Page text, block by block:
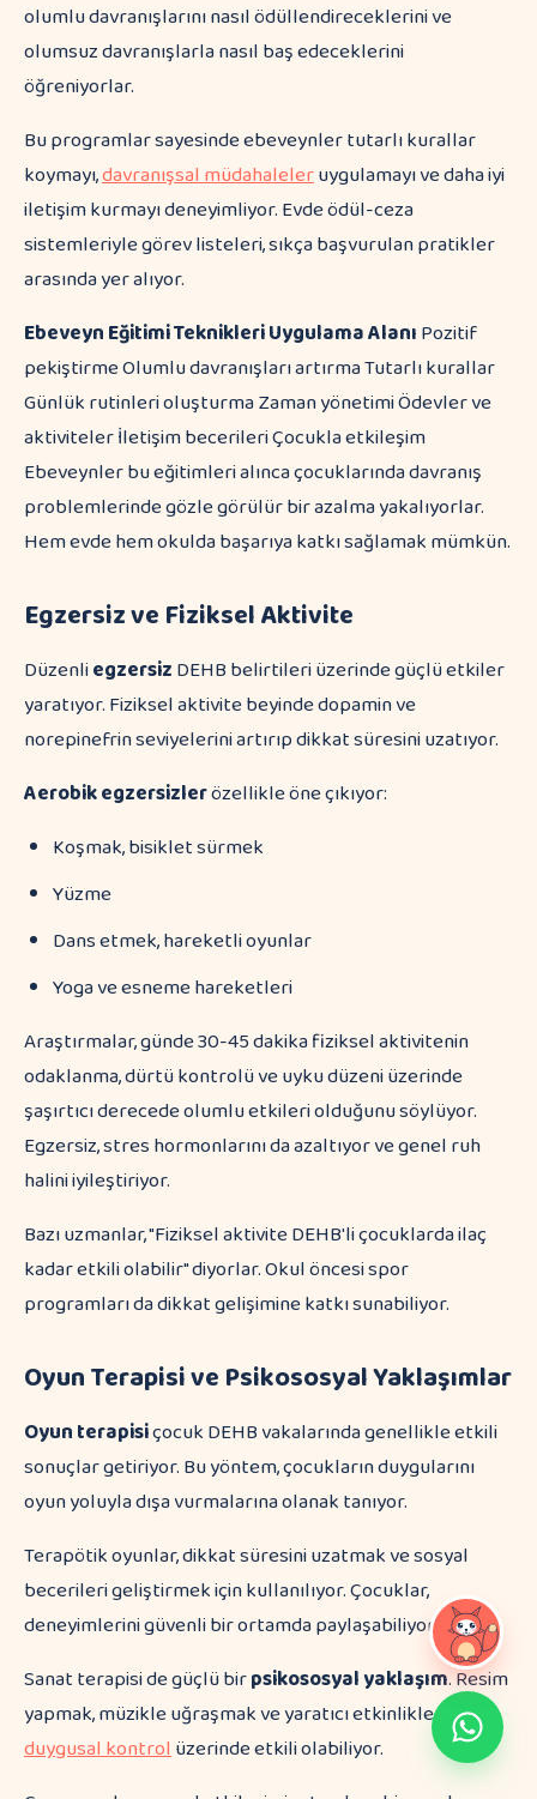
olumlu davranışlarını nasıl ödüllendireceklerini ve
olumsuz davranışlarla nasıl baş edeceklerini
öğreniyorlar.
Bu programlar sayesinde ebeveynler tutarlı kurallar
koymayı,davranışsal müdahaleleruygulamayı ve daha iyi
iletişim kurmayı deneyimliyor. Evde ödül-ceza
sistemleriyle görev listeleri, sıkça başvurulan pratikler
arasında yer alıyor.
Ebeveyn Eğitimi TeknikleriUygulama AlanıPozitif
pekiştirme Olumlu davranışları artırma Tutarlı kurallar
Günlük rutinleri oluşturma Zaman yönetimi Ödevler ve
aktiviteler İletişim becerileri Çocukla etkileşim
Ebeveynler bu eğitimleri alınca çocuklarında davranış
problemlerinde gözle görülür bir azalma yakalıyorlar.
Hem evde hem okulda başarıya katkı sağlamak mümkün.
Egzersiz ve Fiziksel Aktivite
DüzenliegzersizDEHB belirtileri üzerinde güçlü etkiler
yaratıyor. Fiziksel aktivite beyinde dopamin ve
norepinefrin seviyelerini artırıp dikkat süresini uzatıyor.
Aerobik egzersizlerözellikle öne çıkıyor:
Koşmak, bisiklet sürmek
Yüzme
Dans etmek, hareketli oyunlar
Yoga ve esneme hareketleri
Araştırmalar, günde 30-45 dakika fiziksel aktivitenin
odaklanma, dürtü kontrolü ve uyku düzeni üzerinde
şaşırtıcı derecede olumlu etkileri olduğunu söylüyor.
Egzersiz, stres hormonlarını da azaltıyor ve genel ruh
halini iyileştiriyor.
Bazı uzmanlar, "Fiziksel aktivite DEHB'li çocuklarda ilaç
kadar etkili olabilir" diyorlar. Okul öncesi spor
programları da dikkat gelişimine katkı sunabiliyor.
Oyun Terapisi ve Psikososyal Yaklaşımlar
Oyun terapisiçocuk DEHB vakalarında genellikle etkili
sonuçlar getiriyor. Bu yöntem, çocukların duygularını
oyun yoluyla dışa vurmalarına olanak tanıyor.
Terapötik oyunlar, dikkat süresini uzatmak ve sosyal
becerileri geliştirmek için kullanılıyor. Çocuklar,
deneyimlerini güvenli bir ortamda paylaşabiliyorlar.
Sanat terapisi de güçlü birpsikososyal yaklaşım. Resim
yapmak, müzikle uğraşmak ve yaratıcı etkinlikler
duygusal kontrolüzerinde etkili olabiliyor.